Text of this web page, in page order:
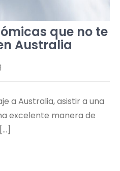
que no te
Australia
a Australia, asistir a una
excelente manera de